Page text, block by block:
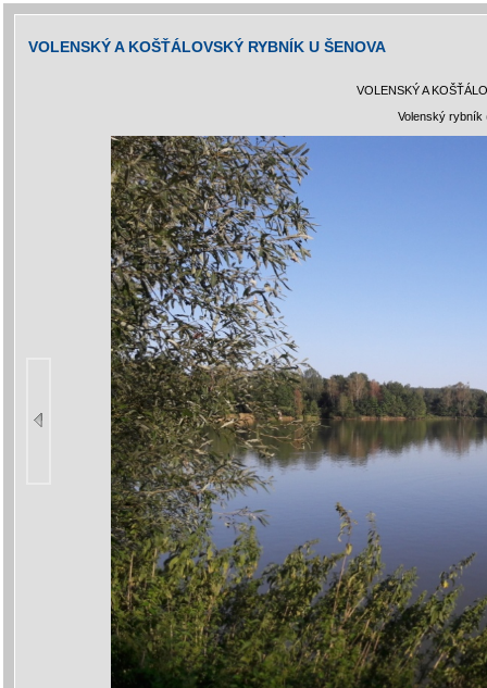
VOLENSKÝ A KOŠŤÁLOVSKÝ RYBNÍK U ŠENOVA
VOLENSKÝ A
Volenský rybník